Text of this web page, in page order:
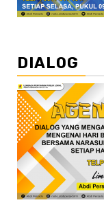
DIALOG